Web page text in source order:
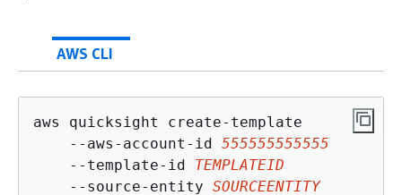
AWS CLI
aws quicksight create-template
    --aws-account-id
555555555555
    --template-id
TEMPLATEID
    --source-entity
SOURCEENTITY